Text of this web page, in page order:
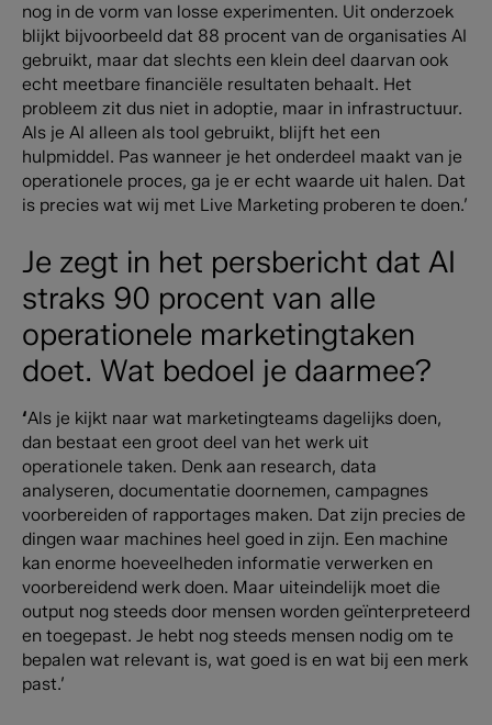
nog in de vorm van losse experimenten. Uit onderzoek
blijkt bijvoorbeeld dat 88 procent van de organisaties AI
gebruikt, maar dat slechts een klein deel daarvan ook
echt meetbare financiële resultaten behaalt. Het
probleem zit dus niet in adoptie, maar in infrastructuur.
Als je AI alleen als tool gebruikt, blijft het een
hulpmiddel. Pas wanneer je het onderdeel maakt van je
operationele proces, ga je er echt waarde uit halen. Dat
is precies wat wij met Live Marketing proberen te doen.’
Je zegt in het persbericht dat AI
straks 90 procent van alle
operationele marketingtaken
doet. Wat bedoel je daarmee?
‘Als je kijkt naar wat marketingteams dagelijks doen,
dan bestaat een groot deel van het werk uit
operationele taken. Denk aan research, data
analyseren, documentatie doornemen, campagnes
voorbereiden of rapportages maken. Dat zijn precies de
dingen waar machines heel goed in zijn. Een machine
kan enorme hoeveelheden informatie verwerken en
voorbereidend werk doen. Maar uiteindelijk moet die
output nog steeds door mensen worden geïnterpreteerd
en toegepast. Je hebt nog steeds mensen nodig om te
bepalen wat relevant is, wat goed is en wat bij een merk
past.’